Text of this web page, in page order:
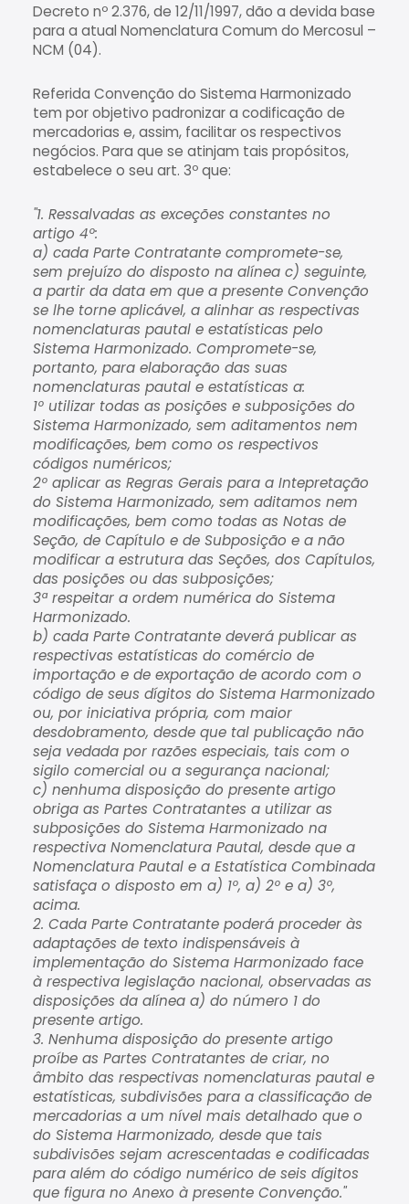
Decreto nº 2.376, de 12/11/1997, dão a devida base
para a atual Nomenclatura Comum do Mercosul –
NCM (04).
Referida Convenção do Sistema Harmonizado
tem por objetivo padronizar a codificação de
mercadorias e, assim, facilitar os respectivos
negócios. Para que se atinjam tais propósitos,
estabelece o seu art. 3º que:
"1. Ressalvadas as exceções constantes no
artigo 4º:
a) cada Parte Contratante compromete-se,
sem prejuízo do disposto na alínea c) seguinte,
a partir da data em que a presente Convenção
se lhe torne aplicável, a alinhar as respectivas
nomenclaturas pautal e estatísticas pelo
Sistema Harmonizado. Compromete-se,
portanto, para elaboração das suas
nomenclaturas pautal e estatísticas a:
1º utilizar todas as posições e subposições do
Sistema Harmonizado, sem aditamentos nem
modificações, bem como os respectivos
códigos numéricos;
2º aplicar as Regras Gerais para a Intepretação
do Sistema Harmonizado, sem aditamos nem
modificações, bem como todas as Notas de
Seção, de Capítulo e de Subposição e a não
modificar a estrutura das Seções, dos Capítulos,
das posições ou das subposições;
3ª respeitar a ordem numérica do Sistema
Harmonizado.
b) cada Parte Contratante deverá publicar as
respectivas estatísticas do comércio de
importação e de exportação de acordo com o
código de seus dígitos do Sistema Harmonizado
ou, por iniciativa própria, com maior
desdobramento, desde que tal publicação não
seja vedada por razões especiais, tais com o
sigilo comercial ou a segurança nacional;
c) nenhuma disposição do presente artigo
obriga as Partes Contratantes a utilizar as
subposições do Sistema Harmonizado na
respectiva Nomenclatura Pautal, desde que a
Nomenclatura Pautal e a Estatística Combinada
satisfaça o disposto em a) 1º, a) 2º e a) 3º,
acima.
2. Cada Parte Contratante poderá proceder às
adaptações de texto indispensáveis à
implementação do Sistema Harmonizado face
à respectiva legislação nacional, observadas as
disposições da alínea a) do número 1 do
presente artigo.
3. Nenhuma disposição do presente artigo
proíbe as Partes Contratantes de criar, no
âmbito das respectivas nomenclaturas pautal e
estatísticas, subdivisões para a classificação de
mercadorias a um nível mais detalhado que o
do Sistema Harmonizado, desde que tais
subdivisões sejam acrescentadas e codificadas
para além do código numérico de seis dígitos
que figura no Anexo à presente Convenção."